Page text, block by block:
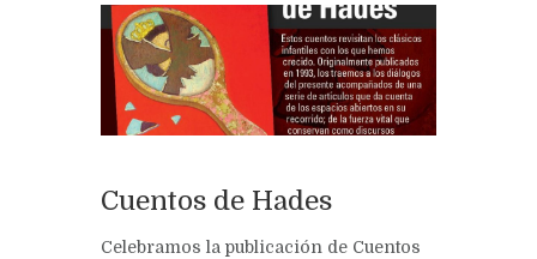
Cuentos de Hades
Celebramos la publicación de Cuentos